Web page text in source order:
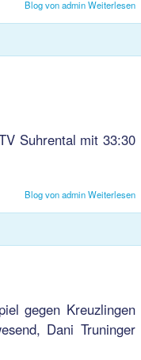
Weiterlesen
Blog von admin
Suhrental mit 33:30
Weiterlesen
Blog von admin
gegen Kreuzlingen
Dani Truninger